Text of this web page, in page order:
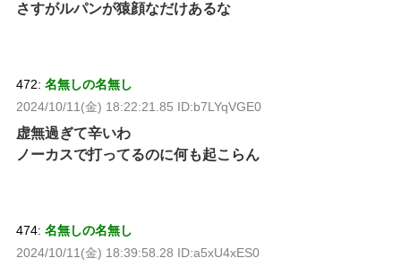
さすがルパンが猿顔なだけあるな
472: 名無しの名無し
2024/10/11(金) 18:22:21.85 ID:b7LYqVGE0
虚無過ぎて辛いわ
ノーカスで打ってるのに何も起こらん
474: 名無しの名無し
2024/10/11(金) 18:39:58.28 ID:a5xU4xES0